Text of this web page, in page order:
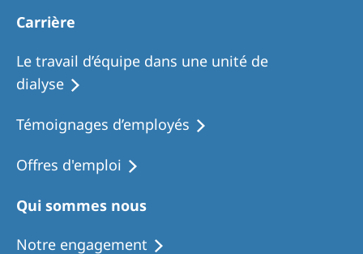
Carrière
Le travail d’équipe dans une unité de
dialyse
Témoignages d’employés
Offres d'emploi
Qui sommes nous
Notre engagement